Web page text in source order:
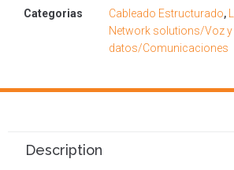
Categorias
Cableado Estructurado,
Network solutions/Voz y
datos/Comunicaciones
Description